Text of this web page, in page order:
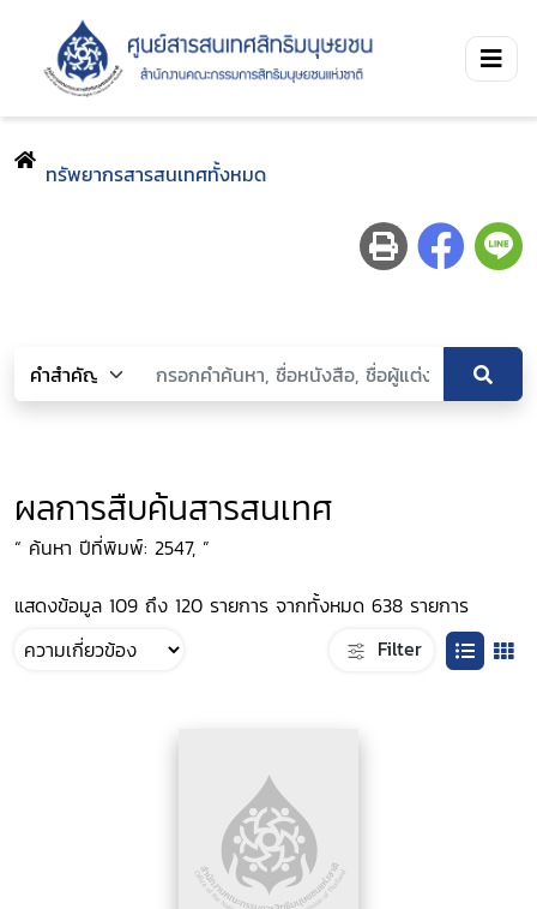
ทรัพยากรสารสนเทศทั้งหมด
ผลการสืบค้นสารสนเทศ
“ ค้นหา ปีที่พิมพ์: 2547, ”
แสดงข้อมูล 109 ถึง 120 รายการ จากทั้งหมด 638 รายการ
Filter